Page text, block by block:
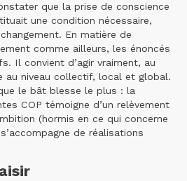
que la prise de conscience
une condition nécessaire,
En matière de
comme ailleurs, les énoncés
Il convient d’agir vraiment, au
au niveau collectif, local et global.
le bât blesse le plus : la
COP témoigne d’un relèvement
(hormis en ce qui concerne
de réalisations